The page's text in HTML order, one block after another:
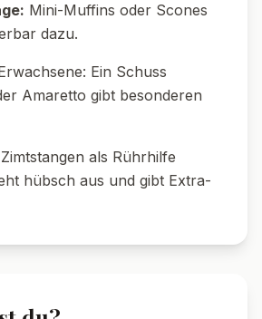
Mini-Muffins oder Scones
dazu.
Ein Schuss
Amaretto gibt besonderen
als Rührhilfe
hübsch aus und gibt Extra-